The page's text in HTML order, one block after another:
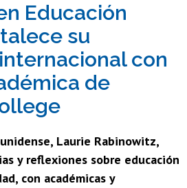
os
Funcionarias/os
Egresadas/os
Educación
su
con
de
Laurie Rabinowitz,
y reflexiones sobre educación
con académicas y